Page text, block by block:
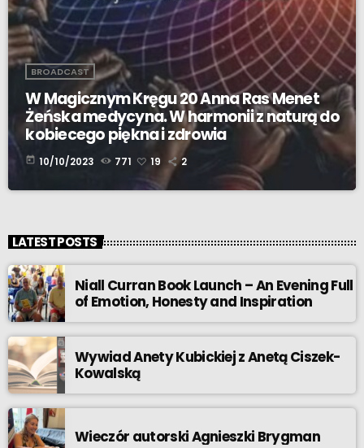
BROADCAST
W Magicznym Kręgu 20 Anna Ras Menet
Żeńska medycyna. W harmonii z naturą do
kobiecego piękna i zdrowia
today 10/10/2023 771 19 2
LATEST POSTS
Niall Curran Book Launch – An Evening Full
of Emotion, Honesty and Inspiration
Wywiad Anety Kubickiej z Anetą Ciszek-
Kowalską
Wieczór autorski Agnieszki Brygman